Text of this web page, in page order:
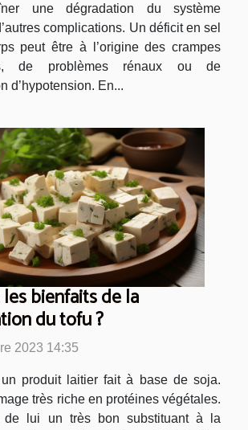
une dégradation du système
complications. Un déficit en sel
peut être à l’origine des crampes
de problèmes rénaux ou de
d’hypotension. En...
bienfaits de la
du tofu ?
2023 14:35
produit laitier fait à base de soja.
très riche en protéines végétales.
lui un très bon substituant à la